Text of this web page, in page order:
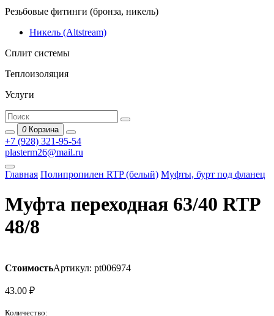
Резьбовые фитинги (бронза, никель)
Никель (Altstream)
Сплит системы
Теплоизоляция
Услуги
0 Корзина
+7 (928) 321-95-54
plasterm26@mail.ru
Главная Полипропилен RTP (белый) Муфты, бурт под фланец
Муфта переходная 63/40 RTP
48/8
СтоимостьАртикул: pt006974
43.00 ₽
Количество: